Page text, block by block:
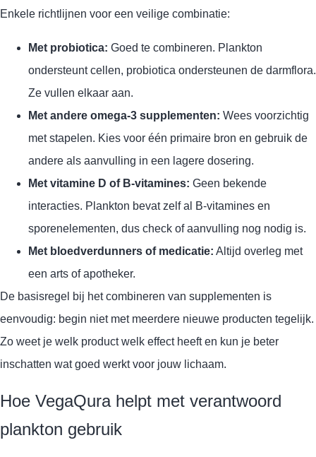
Enkele richtlijnen voor een veilige combinatie:
Met probiotica: Goed te combineren. Plankton
ondersteunt cellen, probiotica ondersteunen de darmflora.
Ze vullen elkaar aan.
Met andere omega-3 supplementen: Wees voorzichtig
met stapelen. Kies voor één primaire bron en gebruik de
andere als aanvulling in een lagere dosering.
Met vitamine D of B-vitamines: Geen bekende
interacties. Plankton bevat zelf al B-vitamines en
sporenelementen, dus check of aanvulling nog nodig is.
Met bloedverdunners of medicatie: Altijd overleg met
een arts of apotheker.
De basisregel bij het combineren van supplementen is
eenvoudig: begin niet met meerdere nieuwe producten tegelijk.
Zo weet je welk product welk effect heeft en kun je beter
inschatten wat goed werkt voor jouw lichaam.
Hoe VegaQura helpt met verantwoord
plankton gebruik